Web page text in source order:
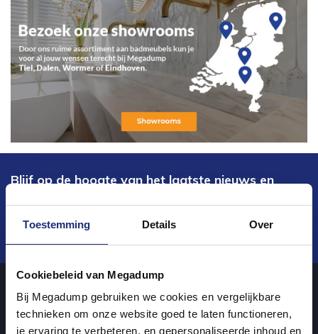
Toestemming Details Over
Cookiebeleid van Megadump
Bij Megadump gebruiken we cookies en vergelijkbare
technieken om onze website goed te laten functioneren,
je ervaring te verbeteren, en gepersonaliseerde inhoud en
Blijf op de hoogte van het laatste nieuws en
Verstuur
Over ons